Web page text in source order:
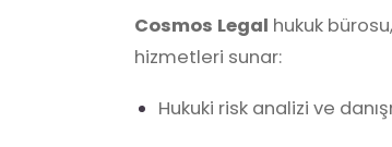
Cosmos Legal hukuk
hizmetleri sunar:
Hukuki risk analizi ve